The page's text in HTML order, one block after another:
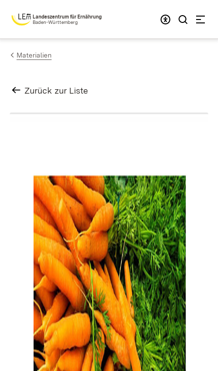
Zum Inhalt springen
Landeszentrum für Ernährung
Baden-Württemberg
Materialien
Zurück zur Liste